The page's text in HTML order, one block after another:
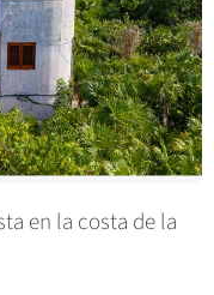
en la costa de la